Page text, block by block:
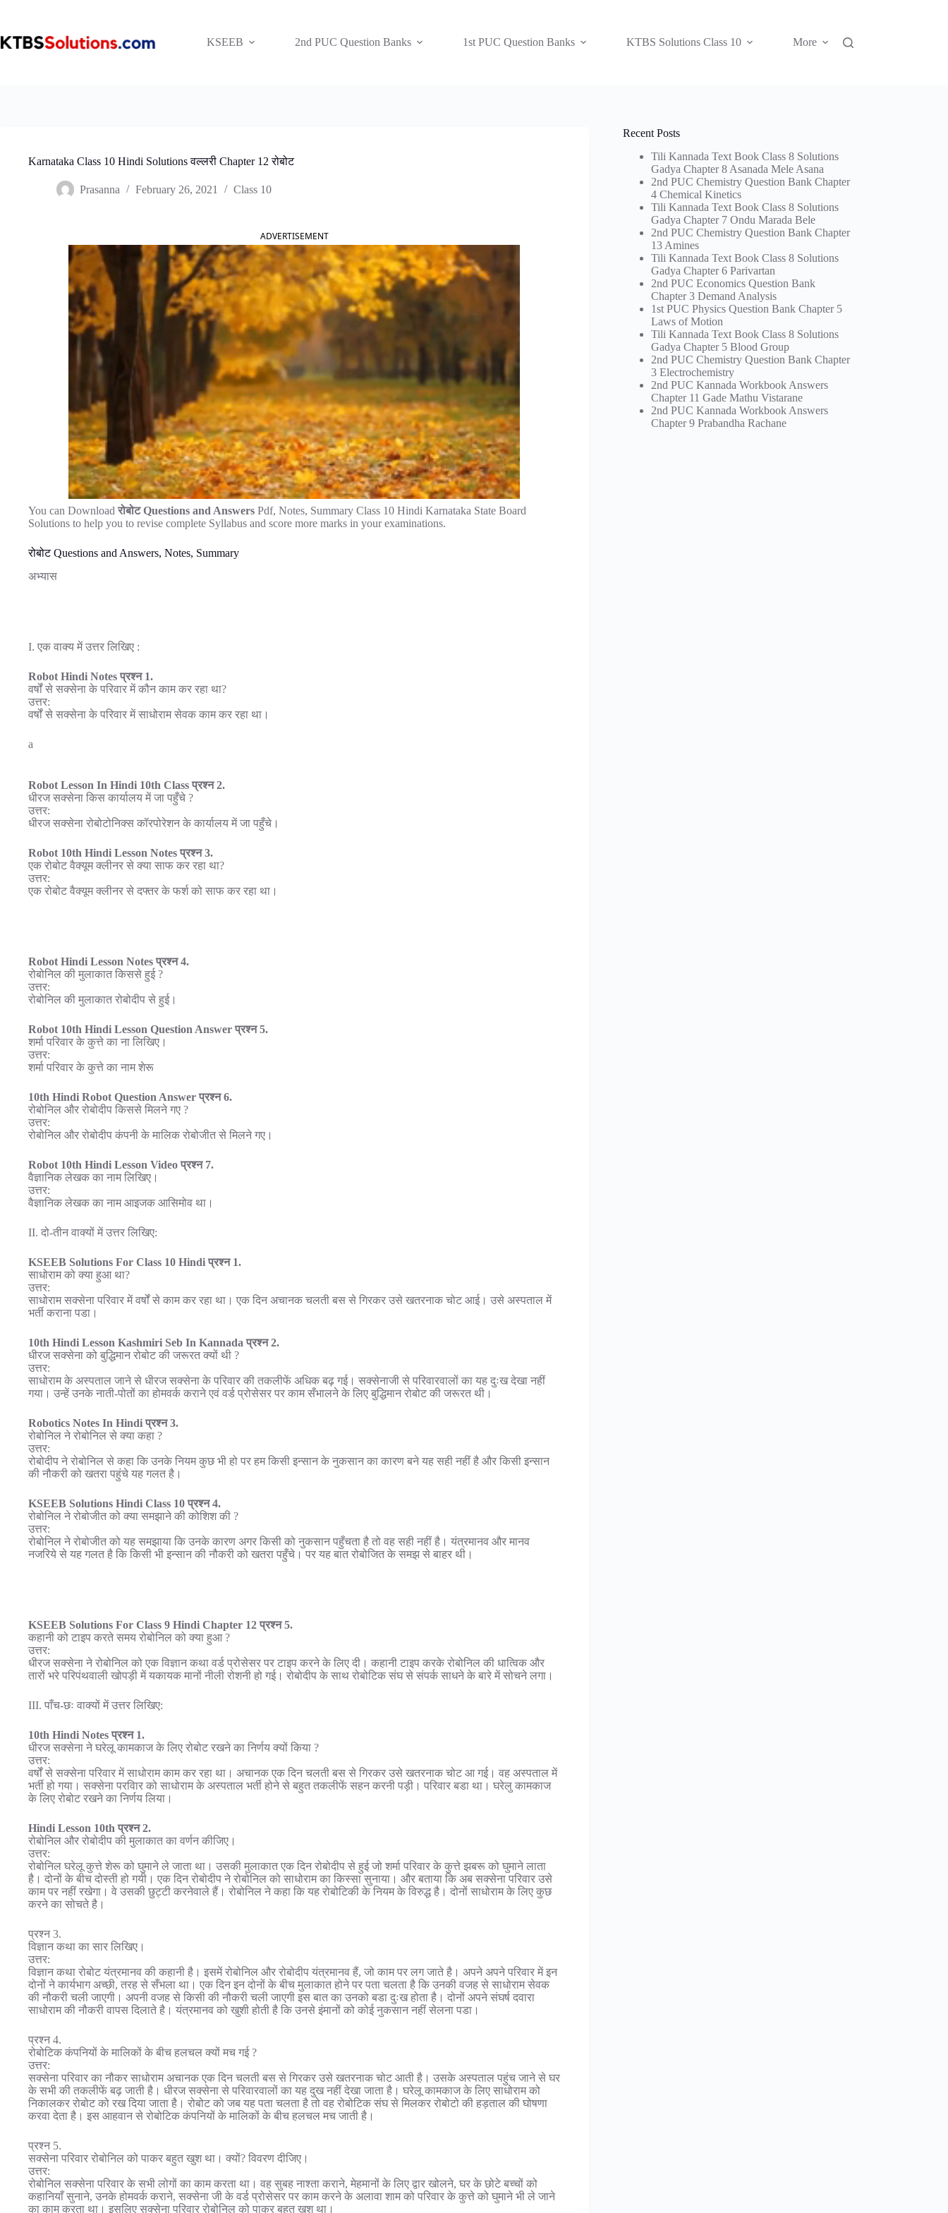
KSEEB
2nd PUC Question Banks 1st PUC Question Banks KTBS Solutions Class 10 More
Karnataka Class 10 Hindi Solutions वल्लरी Chapter 12 रोबोट
Prasanna February 26, 2021 Class 10
ADVERTISEMENT
You can Download रोबोट Questions and Answers Pdf, Notes, Summary Class 10 Hindi Karnataka State Board
Solutions to help you to revise complete Syllabus and score more marks in your examinations.
रोबोट Questions and Answers, Notes, Summary
अभ्यास
I. एक वाक्य में उत्तर लिखिए :
Robot Hindi Notes प्रश्न 1.
वर्षों से सक्सेना के परिवार में कौन काम कर रहा था?
उत्तर:
वर्षों से सक्सेना के परिवार में साधोराम सेवक काम कर रहा था।
a
Robot Lesson In Hindi 10th Class प्रश्न 2.
धीरज सक्सेना किस कार्यालय में जा पहुँचे ?
उत्तर:
धीरज सक्सेना रोबोटोनिक्स कॉरपोरेशन के कार्यालय में जा पहुँचे।
Robot 10th Hindi Lesson Notes प्रश्न 3.
एक रोबोट वैक्यूम क्लीनर से क्या साफ कर रहा था?
उत्तर:
एक रोबोट वैक्यूम क्लीनर से दफ्तर के फर्श को साफ कर रहा था।
Robot Hindi Lesson Notes प्रश्न 4.
रोबोनिल की मुलाकात किससे हुई ?
उत्तर:
रोबोनिल की मुलाकात रोबोदीप से हुई।
Robot 10th Hindi Lesson Question Answer प्रश्न 5.
शर्मा परिवार के कुत्ते का ना लिखिए।
उत्तर:
शर्मा परिवार के कुत्ते का नाम शेरू
10th Hindi Robot Question Answer प्रश्न 6.
रोबोनिल और रोबोदीप किससे मिलने गए ?
उत्तर:
रोबोनिल और रोबोदीप कंपनी के मालिक रोबोजीत से मिलने गए।
Robot 10th Hindi Lesson Video प्रश्न 7.
वैज्ञानिक लेखक का नाम लिखिए।
उत्तर:
वैज्ञानिक लेखक का नाम आइजक आसिमोव था।
II. दो-तीन वाक्यों में उत्तर लिखिए:
KSEEB Solutions For Class 10 Hindi प्रश्न 1.
साधोराम को क्या हुआ था?
उत्तर:
साधोराम सक्सेना परिवार में वर्षों से काम कर रहा था। एक दिन अचानक चलती बस से गिरकर उसे खतरनाक चोट आई। उसे अस्पताल में
भर्ती कराना पडा।
10th Hindi Lesson Kashmiri Seb In Kannada प्रश्न 2.
धीरज सक्सेना को बुद्धिमान रोबोट की जरूरत क्यों थी ?
उत्तर:
साधोराम के अस्पताल जाने से धीरज सक्सेना के परिवार की तकलीफें अधिक बढ़ गई। सक्सेनाजी से परिवारवालों का यह दुःख देखा नहीं
गया। उन्हें उनके नाती-पोतों का होमवर्क कराने एवं वर्ड प्रोसेसर पर काम सँभालने के लिए बुद्धिमान रोबोट की जरूरत थी।
Robotics Notes In Hindi प्रश्न 3.
रोबोनिल ने रोबोनिल से क्या कहा ?
उत्तर:
रोबोदीप ने रोबोनिल से कहा कि उनके नियम कुछ भी हो पर हम किसी इन्सान के नुकसान का कारण बने यह सही नहीं है और किसी इन्सान
की नौकरी को खतरा पहुंचे यह गलत है।
KSEEB Solutions Hindi Class 10 प्रश्न 4.
रोबोनिल ने रोबोजीत को क्या समझाने की कोशिश की ?
उत्तर:
रोबोनिल ने रोबोजीत को यह समझाया कि उनके कारण अगर किसी को नुकसान पहुँचता है तो वह सही नहीं है। यंत्रमानव और मानव
नजरिये से यह गलत है कि किसी भी इन्सान की नौकरी को खतरा पहुँचे। पर यह बात रोबोजित के समझ से बाहर थी।
KSEEB Solutions For Class 9 Hindi Chapter 12 प्रश्न 5.
कहानी को टाइप करते समय रोबोनिल को क्या हुआ ?
उत्तर:
धीरज सक्सेना ने रोबोनिल को एक विज्ञान कथा वर्ड प्रोसेसर पर टाइप करने के लिए दी। कहानी टाइप करके रोबोनिल की धात्विक और
तारों भरे परिपंथवाली खोपड़ी में यकायक मानों नीली रोशनी हो गई। रोबोदीप के साथ रोबोटिक संघ से संपर्क साधने के बारे में सोचने लगा।
III. पाँच-छः वाक्यों में उत्तर लिखिए:
10th Hindi Notes प्रश्न 1.
धीरज सक्सेना ने घरेलू कामकाज के लिए रोबोट रखने का निर्णय क्यों किया ?
उत्तर:
वर्षों से सक्सेना परिवार में साधोराम काम कर रहा था। अचानक एक दिन चलती बस से गिरकर उसे खतरनाक चोट आ गई। वह अस्पताल में
भर्ती हो गया। सक्सेना परविार को साधोराम के अस्पताल भर्ती होने से बहुत तकलीफें सहन करनी पड़ी। परिवार बडा था। घरेलु कामकाज
के लिए रोबोट रखने का निर्णय लिया।
Hindi Lesson 10th प्रश्न 2.
रोबोनिल और रोबोदीप की मुलाकात का वर्णन कीजिए।
उत्तर:
रोबोनिल घरेलू कुत्ते शेरू को घुमाने ले जाता था। उसकी मुलाकात एक दिन रोबोदीप से हुई जो शर्मा परिवार के कुत्ते झबरू को घुमाने लाता
है। दोनों के बीच दोस्ती हो गयी। एक दिन रोबोदीप ने रोबोनिल को साधोराम का किस्सा सुनाया। और बताया कि अब सक्सेना परिवार उसे
काम पर नहीं रखेगा। वे उसकी छुट्टी करनेवाले हैं। रोबोनिल ने कहा कि यह रोबोटिकी के नियम के विरुद्ध है। दोनों साधोराम के लिए कुछ
करने का सोचते है।
प्रश्न 3.
विज्ञान कथा का सार लिखिए।
उत्तर:
विज्ञान कथा रोबोट यंत्रमानव की कहानी है। इसमें रोबोनिल और रोबोदीप यंत्रमानव हैं, जो काम पर लग जाते है। अपने अपने परिवार में इन
दोनों ने कार्यभाग अच्छी, तरह से सँभला था। एक दिन इन दोनों के बीच मुलाकात होने पर पता चलता है कि उनकी वजह से साधोराम सेवक
की नौकरी चली जाएगी। अपनी वजह से किसी की नौकरी चली जाएगी इस बात का उनको बडा दुःख होता है। दोनों अपने संघर्ष दवारा
साधोराम की नौकरी वापस दिलाते है। यंत्रमानव को खुशी होती है कि उनसे इंमानों को कोई नुकसान नहीं सेलना पडा।
प्रश्न 4.
रोबोटिक कंपनियों के मालिकों के बीच हलचल क्यों मच गई ?
उत्तर:
सक्सेना परिवार का नौकर साधोराम अचानक एक दिन चलती बस से गिरकर उसे खतरनाक चोट आती है। उसके अस्पताल पहुंच जाने से घर
के सभी की तकलीफें बढ़ जाती है। धीरज सक्सेना से परिवारवालों का यह दुख नहीं देखा जाता है। घरेलू कामकाज के लिए साधोराम को
निकालकर रोबोट को रख दिया जाता है। रोबोट को जब यह पता चलता है तो वह रोबोटिक संघ से मिलकर रोबोटो की हड़ताल की घोषणा
करवा देता है। इस आहवान से रोबोटिक कंपनियों के मालिकों के बीच हलचल मच जाती है।
प्रश्न 5.
सक्सेना परिवार रोबोनिल को पाकर बहुत खुश था। क्यों? विवरण दीजिए।
उत्तर:
रोबोनिल सक्सेना परिवार के सभी लोगों का काम करता था। वह सुबह नाश्ता कराने, मेहमानों के लिए द्वार खोलने, घर के छोटे बच्चों को
कहानियाँ सुनाने, उनके होमवर्क कराने, सक्सेना जी के वर्ड प्रोसेसर पर काम करने के अलावा शाम को परिवार के कुत्ते को घुमाने भी ले जाने
का काम करता था। इसलिए सक्सेना परिवार रोबोनिल को पाकर बहुत खुश था।
Recent Posts
Tili Kannada Text Book Class 8 Solutions
Gadya Chapter 8 Asanada Mele Asana
2nd PUC Chemistry Question Bank Chapter
4 Chemical Kinetics
Tili Kannada Text Book Class 8 Solutions
Gadya Chapter 7 Ondu Marada Bele
2nd PUC Chemistry Question Bank Chapter
13 Amines
Tili Kannada Text Book Class 8 Solutions
Gadya Chapter 6 Parivartan
2nd PUC Economics Question Bank
Chapter 3 Demand Analysis
1st PUC Physics Question Bank Chapter 5
Laws of Motion
Tili Kannada Text Book Class 8 Solutions
Gadya Chapter 5 Blood Group
2nd PUC Chemistry Question Bank Chapter
3 Electrochemistry
2nd PUC Kannada Workbook Answers
Chapter 11 Gade Mathu Vistarane
2nd PUC Kannada Workbook Answers
Chapter 9 Prabandha Rachane